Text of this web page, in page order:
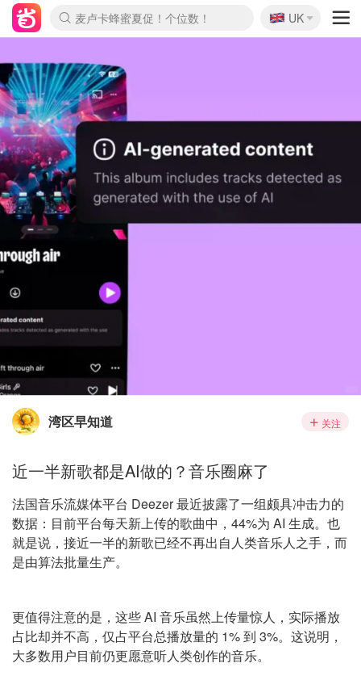
Prada/Miu 4.8折！
🇬🇧
UK
湾区早知道 关注
近一半新歌都是AI做的？音乐圈麻了
法国音乐流媒体平台 Deezer 最近披露了一组颇具冲击力的
数据：目前平台每天新上传的歌曲中，44%为 AI 生成。也
就是说，接近一半的新歌已经不再出自人类音乐人之手，而
是由算法批量生产。
更值得注意的是，这些 AI 音乐虽然上传量惊人，实际播放
占比却并不高，仅占平台总播放量的 1% 到 3%。这说明，
大多数用户目前仍更愿意听人类创作的音乐。